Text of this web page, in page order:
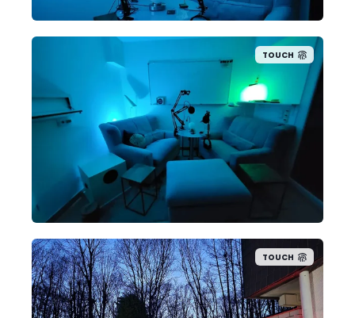
TOUCH
TOUCH